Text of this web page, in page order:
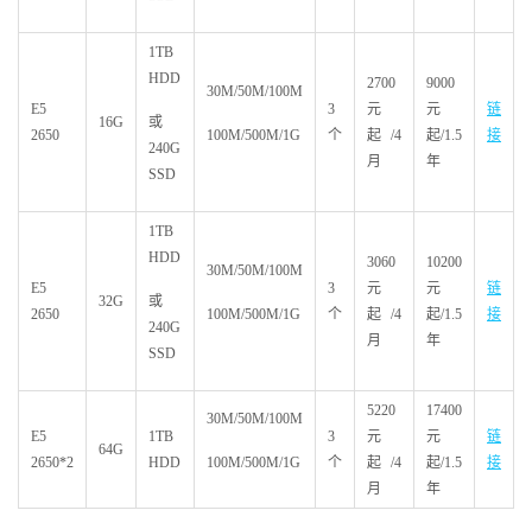
E5
2650
16G
1TB
HDD
或
240G
SSD
30M/50M/100M
100M/500M/1G
3
个
2700
元
起/4
月
9000
元
起/1.5
年
链
接
E5
2650
32G
1TB
HDD
或
240G
SSD
30M/50M/100M
100M/500M/1G
3
个
3060
元
起/4
月
10200
元
起/1.5
年
链
接
E5
2650*2
64G
1TB
HDD
30M/50M/100M
100M/500M/1G
3
个
5220
元
起/4
月
17400
元
起/1.5
年
链
接